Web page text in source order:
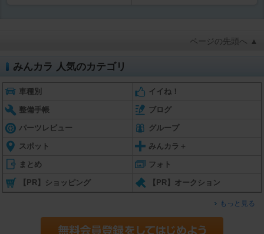
ページの先頭へ ▲
みんカラ 人気のカテゴリ
車種別 イイね！
整備手帳 ブログ
パーツレビュー グループ
スポット みんカラ＋
まとめ フォト
【PR】ショッピング 【PR】オークション
もっと見る